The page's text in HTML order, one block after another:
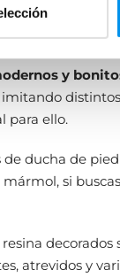
por sus
y
para ello.
de ducha de
si
decorados
atrevidos y